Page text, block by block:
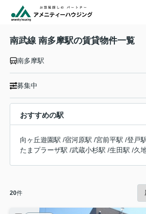
南武線 南多摩駅の賃貸物件一覧
南多摩駅
募集中
おすすめの駅
向ヶ丘遊園駅 /宿河原駅 /宮前平駅 /登戸
たまプラーザ駅 /武蔵小杉駅 /生田駅 /久
20件